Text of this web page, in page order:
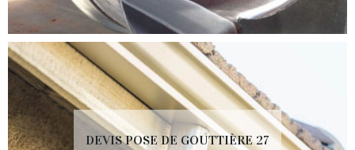
DEVIS POSE DE GOUTTIÈRE 27